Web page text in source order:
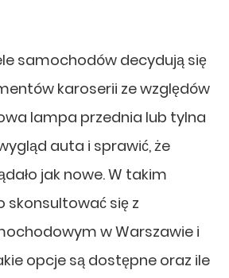
samochodów decydują się
karoserii ze względów
lampa przednia lub tylna
auta i sprawić, że
jak nowe. W takim
skonsultować się z
w Warszawie i
opcje są dostępne oraz ile